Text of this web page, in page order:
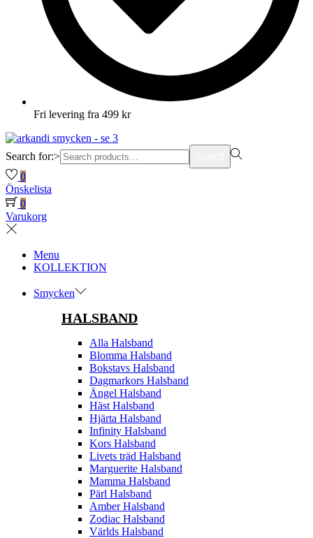
Fri levering fra 499 kr
Search for:>
0
Önskelista
0
Varukorg
Menu
KOLLEKTION
Smycken
HALSBAND
Alla Halsband
Blomma Halsband
Bokstavs Halsband
Dagmarkors Halsband
Ängel Halsband
Häst Halsband
Hjärta Halsband
Infinity Halsband
Kors Halsband
Livets träd Halsband
Marguerite Halsband
Mamma Halsband
Pärl Halsband
Amber Halsband
Zodiac Halsband
Världs Halsband